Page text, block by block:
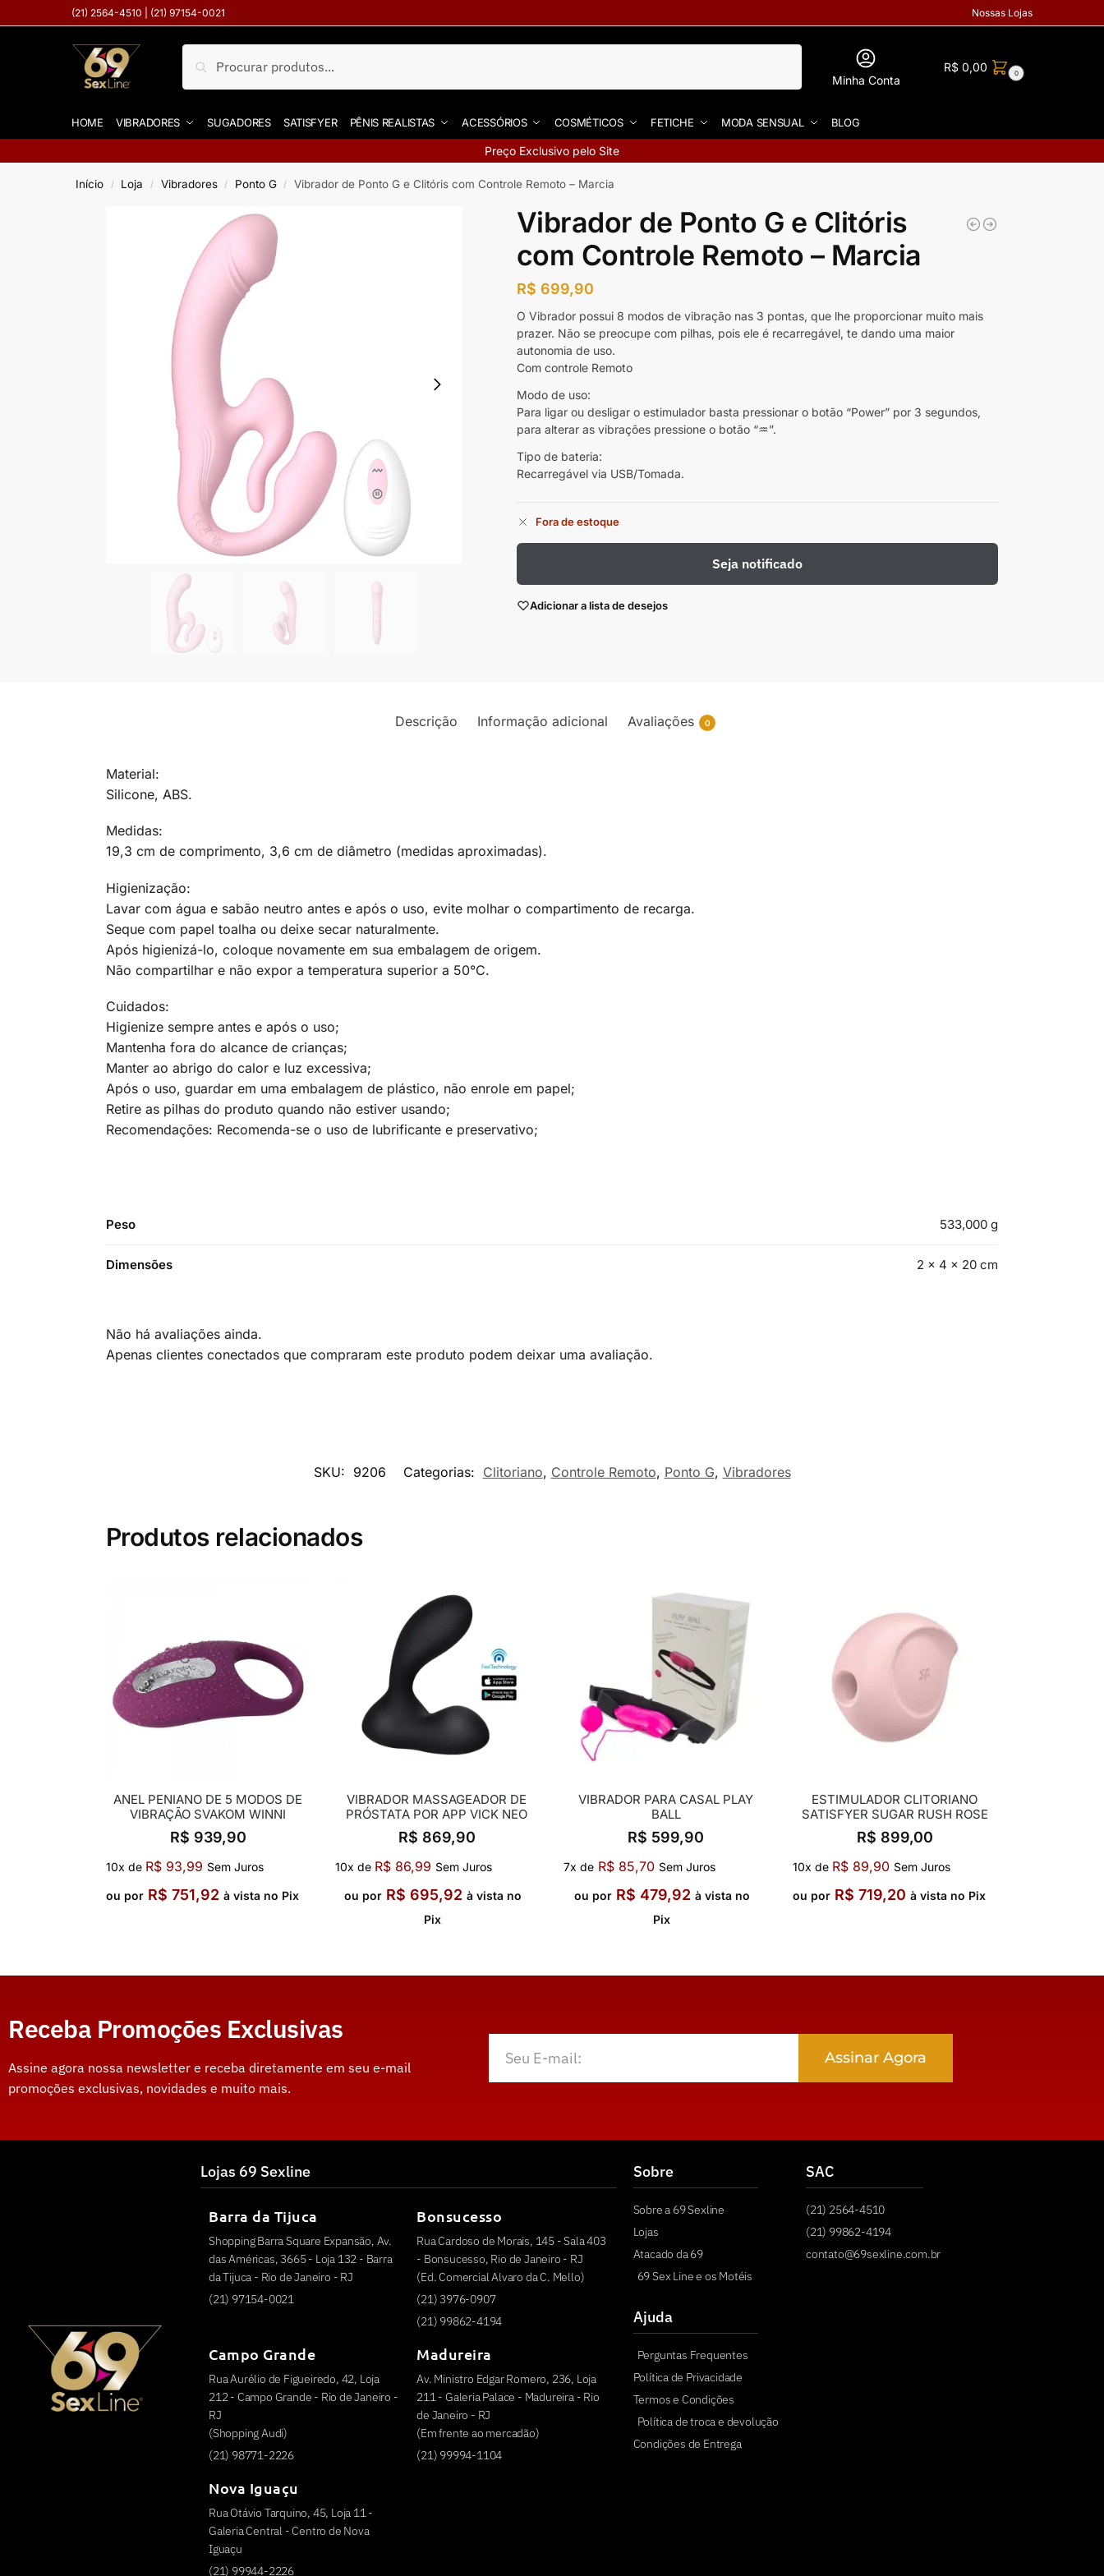
(21) 2564-4510 | (21) 97154-0021 Nossas Lojas
Pesquisar
Minha Conta
R$ 0,00 0
HOME VIBRADORES SUGADORES SATISFYER PÊNIS REALISTAS ACESSÓRIOS COSMÉTICOS FETICHE MODA SENSUAL BLOG
Preço Exclusivo pelo Site
Início / Loja / Vibradores / Ponto G / Vibrador de Ponto G e Clitóris com Controle Remoto – Marcia
Vibrador de Ponto G e Clitóris
com Controle Remoto – Marcia
R$ 699,90
O Vibrador possui 8 modos de vibração nas 3 pontas, que lhe proporcionar muito mais
prazer. Não se preocupe com pilhas, pois ele é recarregável, te dando uma maior
autonomia de uso.
Com controle Remoto
Modo de uso:
Para ligar ou desligar o estimulador basta pressionar o botão “Power” por 3 segundos,
para alterar as vibrações pressione o botão “♒”.
Tipo de bateria:
Recarregável via USB/Tomada.
Fora de estoque
Seja notificado
Adicionar a lista de desejos
Descrição Informação adicional Avaliações 0
Material:
Silicone, ABS.
Medidas:
19,3 cm de comprimento, 3,6 cm de diâmetro (medidas aproximadas).
Higienização:
Lavar com água e sabão neutro antes e após o uso, evite molhar o compartimento de recarga.
Seque com papel toalha ou deixe secar naturalmente.
Após higienizá-lo, coloque novamente em sua embalagem de origem.
Não compartilhar e não expor a temperatura superior a 50°C.
Cuidados:
Higienize sempre antes e após o uso;
Mantenha fora do alcance de crianças;
Manter ao abrigo do calor e luz excessiva;
Após o uso, guardar em uma embalagem de plástico, não enrole em papel;
Retire as pilhas do produto quando não estiver usando;
Recomendações: Recomenda-se o uso de lubrificante e preservativo;
Peso 533,000 g
Dimensões 2 × 4 × 20 cm
Não há avaliações ainda.
Apenas clientes conectados que compraram este produto podem deixar uma avaliação.
SKU: 9206 Categorias: Clitoriano, Controle Remoto, Ponto G, Vibradores
Produtos relacionados
ANEL PENIANO DE 5 MODOS DE
VIBRAÇÃO SVAKOM WINNI
R$ 939,90
10x de R$93,99 Sem Juros
ou por R$ 751,92 à vista no Pix
VIBRADOR MASSAGEADOR DE
PRÓSTATA POR APP VICK NEO
R$ 869,90
10x de R$86,99 Sem Juros
ou por R$ 695,92 à vista no
Pix
VIBRADOR PARA CASAL PLAY
BALL
R$ 599,90
7x de R$ 85,70 Sem Juros
ou por R$ 479,92 à vista no
Pix
ESTIMULADOR CLITORIANO
SATISFYER SUGAR RUSH ROSE
R$ 899,00
10x de R$ 89,90 Sem Juros
ou por R$ 719,20 à vista no Pix
Receba Promoções Exclusivas
Assine agora nossa newsletter e receba diretamente em seu e-mail
promoções exclusivas, novidades e muito mais.
Assinar Agora
Lojas 69 Sexline
Barra da Tijuca
Shopping Barra Square Expansão, Av.
das Américas, 3665 - Loja 132 - Barra
da Tijuca - Rio de Janeiro - RJ
(21) 97154-0021
Bonsucesso
Rua Cardoso de Morais, 145 - Sala 403
- Bonsucesso, Rio de Janeiro - RJ
(Ed. Comercial Alvaro da C. Mello)
(21) 3976-0907
(21) 99862-4194
Campo Grande
Rua Aurélio de Figueiredo, 42, Loja
212 - Campo Grande - Rio de Janeiro -
RJ
(Shopping Audi)
(21) 98771-2226
Madureira
Av. Ministro Edgar Romero, 236, Loja
211 - Galeria Palace - Madureira - Rio
de Janeiro - RJ
(Em frente ao mercadão)
(21) 99994-1104
Nova Iguaçu
Rua Otávio Tarquino, 45, Loja 11 -
Galeria Central - Centro de Nova
Iguaçu
(21) 99944-2226
Sobre
Sobre a 69 Sexline
Lojas
Atacado da 69
69 Sex Line e os Motéis
Ajuda
Perguntas Frequentes
Política de Privacidade
Termos e Condições
Política de troca e devolução
Condições de Entrega
SAC
(21) 2564-4510
(21) 99862-4194
contato@69sexline.com.br